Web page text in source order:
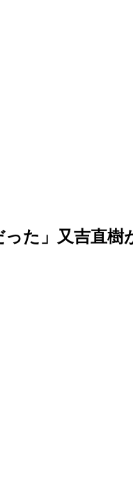
った」又吉直